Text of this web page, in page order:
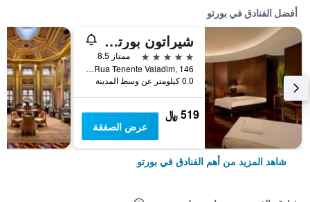
أفضل الفنادق في بورتو
شيراتون بورتو هوتل آند سبا
5 نجوم
ممتاز 8.5
Rua Tenente Valadim, 146, بورتو, محافظة بورتو, البرتغال
0.0 كيلومتر عن وسط المدينة
519 ﷼
عرض الصفقة
شاهد المزيد من أهم الفنادق في بورتو